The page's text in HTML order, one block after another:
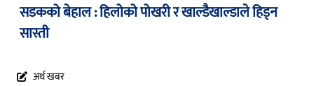
सडकको बेहाल : हिलोको पोखरी र खाल्डैखाल्डाले हिड्न
सास्ती
अर्थ खबर